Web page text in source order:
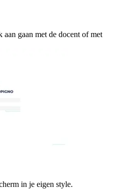
gaan met de docent of met
in je eigen style.